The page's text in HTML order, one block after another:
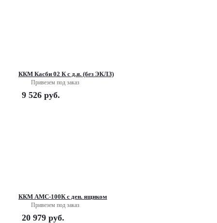
ККМ Касби 02 К с д.я. (без ЭКЛЗ)
Привезем под заказ
9 526 руб.
ККМ АМС-100К с ден. ящиком
Привезем под заказ
20 979 руб.